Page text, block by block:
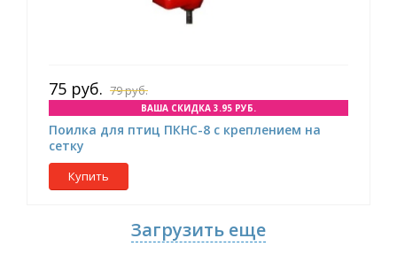
75 руб. 79 руб.
ВАША СКИДКА 3.95 РУБ.
Поилка для птиц ПКНС-8 с креплением на
сетку
Купить
Загрузить еще